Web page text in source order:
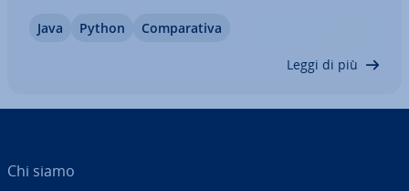
tia­mo i due an­ta­go­ni­sti, ti spie­ghia­mo i vantaggi e
Java Python Com­pa­ra­ti­va
Leggi di più
Chi siamo